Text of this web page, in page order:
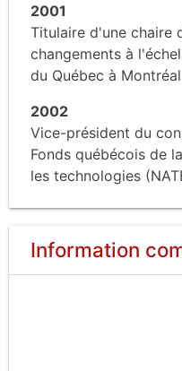
2001
Titulaire d'une chaire
changements à
du Québec à
2002
Vice-président du
Fonds québécois de
les technologies
Information